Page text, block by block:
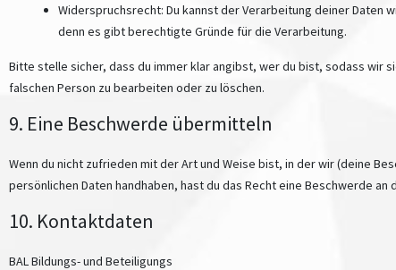
Widerspruchsrecht: Du kannst der Verarbeitung deiner Daten
denn es gibt berechtigte Gründe für die Verarbeitung.
Bitte stelle sicher, dass du immer klar angibst, wer du bist, sodass wir
falschen Person zu bearbeiten oder zu löschen.
9. Eine Beschwerde übermitteln
Wenn du nicht zufrieden mit der Art und Weise bist, in der wir (deine
persönlichen Daten handhaben, hast du das Recht eine Beschwerde
10. Kontaktdaten
BAL Bildungs- und Beteiligungs